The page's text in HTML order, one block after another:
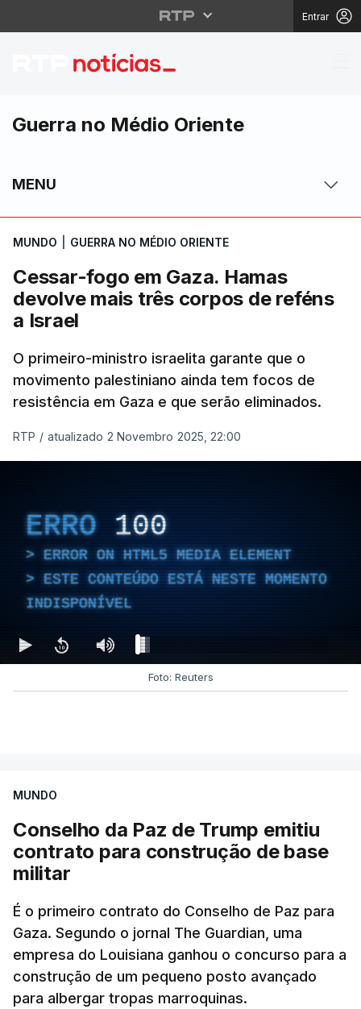
Entrar
Cessar-fogo em
Guerra no Médio Oriente
MENU
MUNDO GUERRA NO MÉDIO ORIENTE
Cessar-fogo em Gaza. Hamas
devolve mais três corpos de reféns
a Israel
O primeiro-ministro israelita garante que o
movimento palestiniano ainda tem focos de
resistência em Gaza e que serão eliminados.
RTP / atualizado 2 Novembro 2025, 22:00
ERRO 100
ERROR ON HTML5 MEDIA ELEMENT
ESTE CONTEÚDO ESTÁ NESTE MOMENTO
INDISPONÍVEL
Foto: Reuters
MUNDO
Conselho da Paz de Trump emitiu
contrato para construção de base
militar
É o primeiro contrato do Conselho de Paz para
Gaza. Segundo o jornal The Guardian, uma
empresa do Louisiana ganhou o concurso para a
construção de um pequeno posto avançado
para albergar tropas marroquinas.